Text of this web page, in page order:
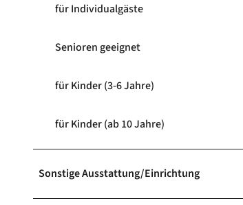
für Individualgäste
Senioren geeignet
für Kinder (3-6 Jahre)
für Kinder (ab 10 Jahre)
Sonstige Ausstattung/Einrichtung